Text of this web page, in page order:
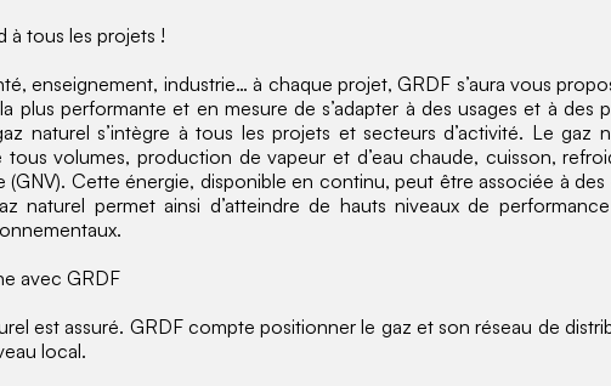
à tous les projets !
enseignement, industrie… à chaque projet, GRDF s’aura vous
la plus performante et en mesure de s’adapter à des usages et à
naturel s’intègre à tous les projets et secteurs d’activité. Le gaz
volumes, production de vapeur et d’eau chaude, cuisson,
(GNV). Cette énergie, disponible en continu, peut être associée à
naturel permet ainsi d’atteindre de hauts niveaux de
avec GRDF
est assuré. GRDF compte positionner le gaz et son réseau de
local.